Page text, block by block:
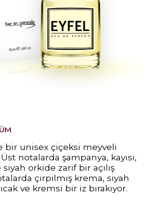
bir unisex çiçeksi meyveli
notalarda şampanya, kayısı,
orkide zarif bir açılış
çırpılmış krema, siyah
ve kremsi bir iz bırakıyor.